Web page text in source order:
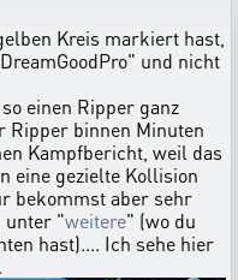
Kreis markiert hast,
und nicht
einen Ripper ganz
Ripper binnen Minuten
Kampfbericht, weil das
eine gezielte Kollision
bekommst aber sehr
unter "weitere" (wo du
hast).... Ich sehe hier